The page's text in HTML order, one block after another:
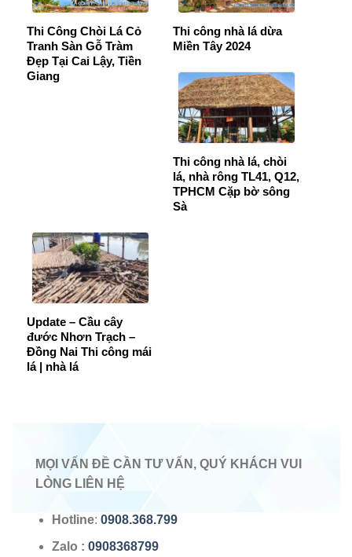
Thi Công Chòi Lá Cỏ
Tranh Sàn Gỗ Tràm
Đẹp Tại Cai Lậy, Tiền
Giang
Thi công nhà lá dừa
Miền Tây 2024
Thi công nhà lá, chòi
lá, nhà rông TL41, Q12,
TPHCM Cặp bờ sông
Sà
Update – Cầu cây
đước Nhơn Trạch –
Đồng Nai Thi công mái
lá | nhà lá
MỌI VẤN ĐỀ CẦN TƯ VẤN, QUÝ KHÁCH VUI
LÒNG LIÊN HỆ
Hotline: 0908.368.799
Zalo : 0908368799